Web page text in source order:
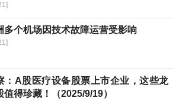
多个机场因技术故障运营受影响
：A股医疗设备股票上市企业，这些龙
值得珍藏！（2025/9/19）